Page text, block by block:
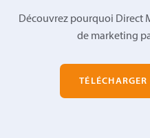
Découvrez pourquoi Direct
de marketing